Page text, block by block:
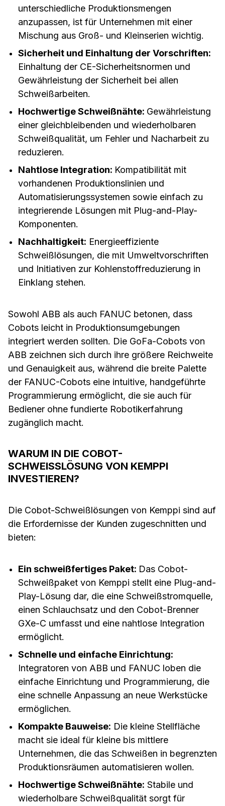
unterschiedliche Produktionsmengen
anzupassen, ist für Unternehmen mit einer
Mischung aus Groß- und Kleinserien wichtig.
Sicherheit und Einhaltung der Vorschriften:
Einhaltung der CE-Sicherheitsnormen und
Gewährleistung der Sicherheit bei allen
Schweißarbeiten.
Hochwertige Schweißnähte: Gewährleistung
einer gleichbleibenden und wiederholbaren
Schweißqualität, um Fehler und Nacharbeit zu
reduzieren.
Nahtlose Integration: Kompatibilität mit
vorhandenen Produktionslinien und
Automatisierungssystemen sowie einfach zu
integrierende Lösungen mit Plug-and-Play-
Komponenten.
Nachhaltigkeit: Energieeffiziente
Schweißlösungen, die mit Umweltvorschriften
und Initiativen zur Kohlenstoffreduzierung in
Einklang stehen.
Sowohl ABB als auch FANUC betonen, dass
Cobots leicht in Produktionsumgebungen
integriert werden sollten. Die GoFa-Cobots von
ABB zeichnen sich durch ihre größere Reichweite
und Genauigkeit aus, während die breite Palette
der FANUC-Cobots eine intuitive, handgeführte
Programmierung ermöglicht, die sie auch für
Bediener ohne fundierte Robotikerfahrung
zugänglich macht.
WARUM IN DIE COBOT-
SCHWEISSLÖSUNG VON KEMPPI I
NVESTIEREN?
Die Cobot-Schweißlösungen von Kemppi sind auf
die Erfordernisse der Kunden zugeschnitten und
bieten:
Ein schweißfertiges Paket: Das Cobot-
Schweißpaket von Kemppi stellt eine Plug-and-
Play-Lösung dar, die eine Schweißstromquelle,
einen Schlauchsatz und den Cobot-Brenner
GXe-C umfasst und eine nahtlose Integration
ermöglicht.
Schnelle und einfache Einrichtung:
Integratoren von ABB und FANUC loben die
einfache Einrichtung und Programmierung, die
eine schnelle Anpassung an neue Werkstücke
ermöglichen.
Kompakte Bauweise: Die kleine Stellfläche
macht sie ideal für kleine bis mittlere
Unternehmen, die das Schweißen in begrenzten
Produktionsräumen automatisieren wollen.
Hochwertige Schweißnähte: Stabile und
wiederholbare Schweißqualität sorgt für